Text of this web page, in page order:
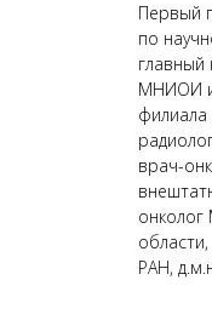
Первый
по
главный
МНИОИ
врач-
РАН,